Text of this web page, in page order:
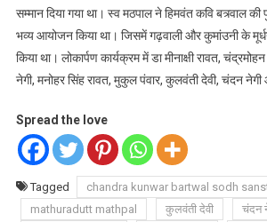
सम्मान दिया गया था। स्व मठपाल ने हिमवंत कवि बत्र्वाल
भव्य आयोजन किया था। जिसमें गढ़वाली और कुमांउनी के
किया था। लोकार्पण कार्यक्रम में डा मीनाक्षी रावत,
नेगी, मनोहर सिंह रावत, मुकुल पंवार, कुलवंती देवी, चंदन
Spread the love
Tagged
chandra kunwar bartwal sodh
mathuradutt mathpal
कुलवंती देवी
चंदन